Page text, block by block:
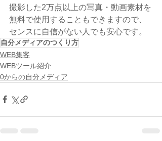
撮影した2万点以上の写真・動画素材を
無料で使用することもできますので、
センスに自信がない人でも安心です。
自分メディアのつくり方
WEB集客
WEBツール紹介
0からの自分メディア